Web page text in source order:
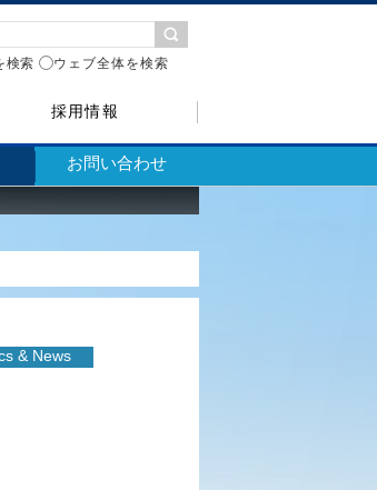
検索
ウェブ全体を検索
採用情報
お問い合わせ
& News